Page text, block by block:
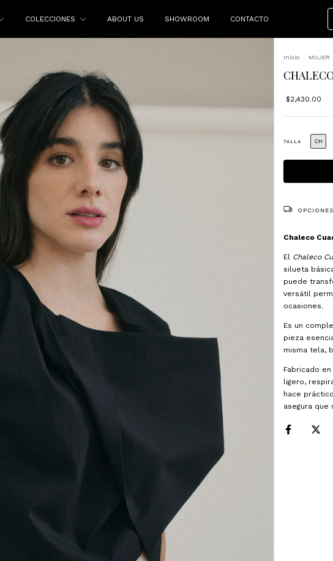
COLECCIONES ABOUT US SHOWROOM CONTACTO
Inicio MUJER
$2,430.00
TALLA CH
Chaleco
El Chaleco
silueta
puede
versátil
ocasiones.
Es un
pieza
misma tela,
Fabricado
ligero,
hace
asegura